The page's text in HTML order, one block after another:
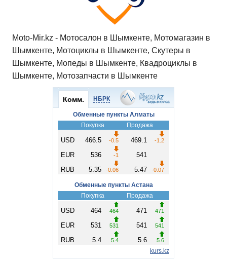
Moto-Mir.kz - Мотосалон в Шымкенте, Мотомагазин в
Шымкенте, Мотоциклы в Шымкенте, Скутеры в
Шымкенте, Мопеды в Шымкенте, Квадроциклы в
Шымкенте, Мотозапчасти в Шымкенте